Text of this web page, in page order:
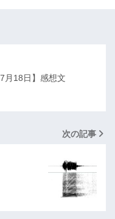
月18日】感想文
次の記事